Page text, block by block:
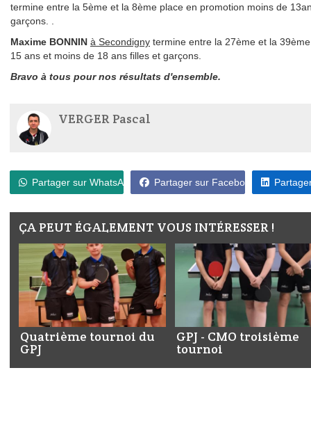
termine entre la 5ème et la 8ème place en promotion moins de
garçons. .
Maxime BONNIN à Secondigny termine entre la 27ème et la
15 ans et moins de 18 ans filles et garçons.
Bravo à tous pour nos résultats d'ensemble.
VERGER Pascal
Partager sur WhatsApp Partager sur Facebook
ÇA PEUT ÉGALEMENT VOUS INTÉRESSER !
Quatrième tournoi du
GPJ
GPJ - CMO troisième
tournoi